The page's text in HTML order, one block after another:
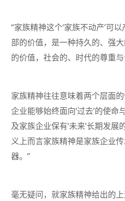
“家族精神这个‘家族不动产’可
部的价值，是一种持久的、强
的价值，社会的、时代的尊重与
家族精神往往意味着两个层面
企业能够始终面向‘过去’的使
及家族企业保有‘未来’长期发
义上而言家族精神是家族企业
器。”
毫无疑问，就家族精神给出的